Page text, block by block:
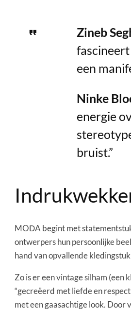
Zineb
een
Ninke
energie
bruist.”
MOḌA begint met
ontwerpers hun persoonlijke
hand van opvallende
Zo is er een vintage silham
“gecreëerd met liefde en
met een gaasachtige look. Door